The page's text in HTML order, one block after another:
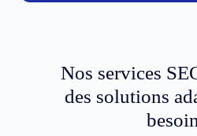
Nos services
des solutions